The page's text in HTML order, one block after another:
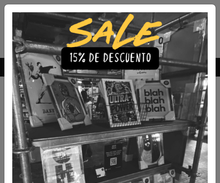
Envío Gratis a todo Chile comprando 3 o más productos